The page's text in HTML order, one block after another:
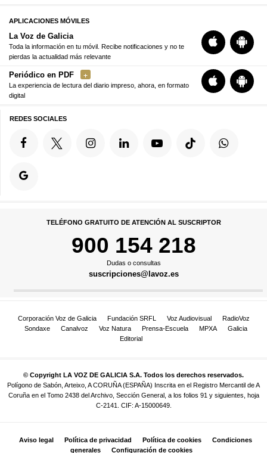
APLICACIONES MÓVILES
La Voz de Galicia
Toda la información en tu móvil. Recibe notificaciones y no te
pierdas la actualidad más relevante
Periódico en PDF
La experiencia de lectura del diario impreso, ahora, en formato
digital
REDES SOCIALES
TELÉFONO GRATUITO DE ATENCIÓN AL SUSCRIPTOR
900 154 218
Dudas o consultas
suscripciones@lavoz.es
Corporación Voz de Galicia Fundación SRFL Voz Audiovisual
RadioVoz
Sondaxe
Canalvoz Voz Natura Prensa-Escuela MPXA
Galicia
Editorial
© Copyright LA VOZ DE GALICIA S.A. Todos los derechos reservados.
Polígono de Sabón, Arteixo, A CORUÑA (ESPAÑA) Inscrita en el Registro Mercantil de A
Coruña en el Tomo 2438 del Archivo, Sección General, a los folios 91 y siguientes, hoja
C-2141. CIF: A-15000649.
Aviso legal Política de privacidad Política de cookies
Condiciones
generales
Configuración de cookies